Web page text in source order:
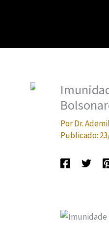
PorDr.
Publicado: